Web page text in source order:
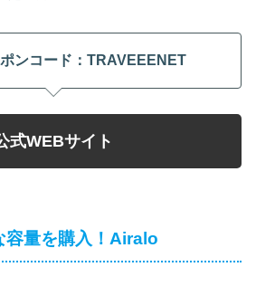
ンコード：TRAVEEENET
式WEBサイト
容量を購入！Airalo